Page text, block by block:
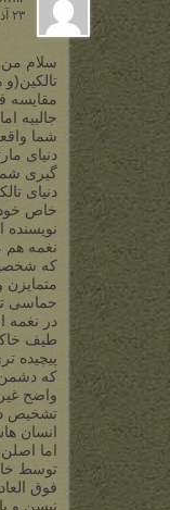
۲۳ آذر ۱۳۹۴ در ۱۰:۱۷ ب٫ظ
سلام من
مقایسه
جالبیه
شما
دنیای
گیری
دنیای
خاص
نویسنده
نغمه هم
که
حماسی
در نغمه
طیف
پیچیده
که
واضح
تشخیص
انسان
اما
توسط
فوق
نیسن و